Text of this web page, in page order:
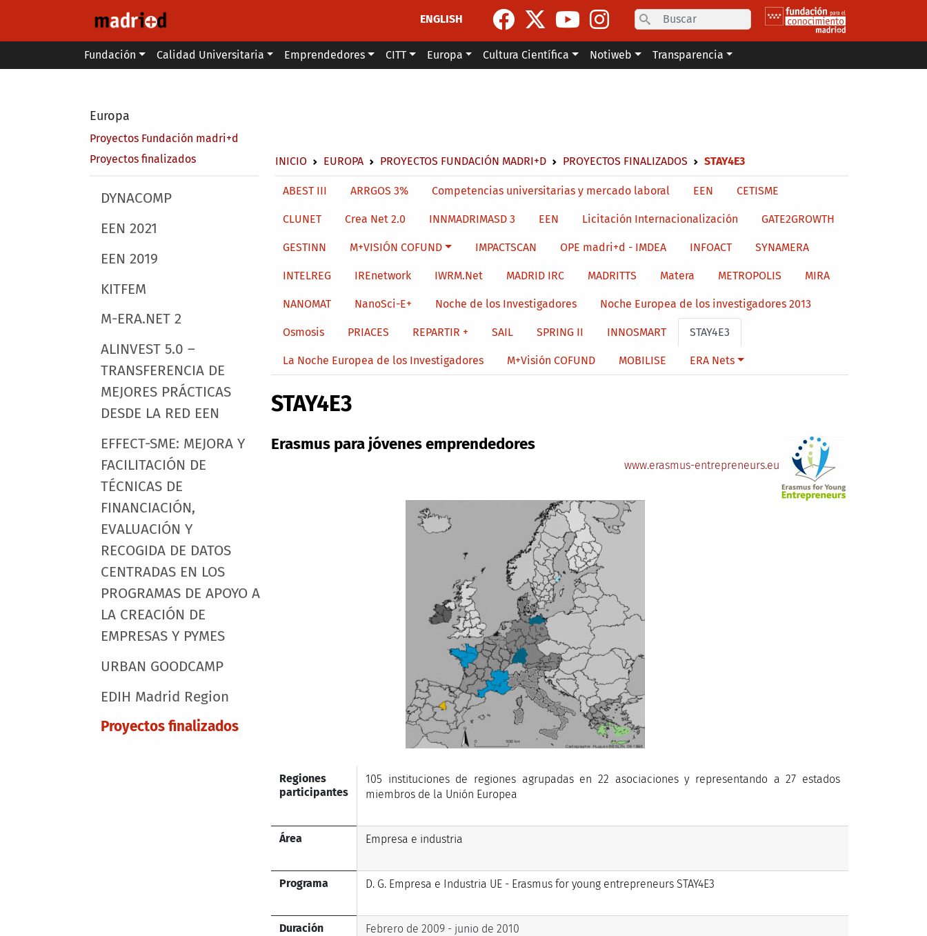
ENGLISH
Search
Main menu
Fundación Calidad Universitaria Emprendedores CITT Europa Cultura Científica Notiweb Transparencia
Europa
Proyectos Fundación madri+d
Proyectos finalizados
Sobrescribir enlaces de ayuda a la navegación
INICIO EUROPA PROYECTOS FUNDACIÓN MADRI+D PROYECTOS FINALIZADOS STAY4E3
Main menu
DYNACOMP
EEN 2021
EEN 2019
KITFEM
M-ERA.NET 2
ALINVEST 5.0 –
TRANSFERENCIA DE
MEJORES PRÁCTICAS
DESDE LA RED EEN
EFFECT-SME: MEJORA Y
FACILITACIÓN DE
TÉCNICAS DE
FINANCIACIÓN,
EVALUACIÓN Y
RECOGIDA DE DATOS
CENTRADAS EN LOS
PROGRAMAS DE APOYO A
LA CREACIÓN DE
EMPRESAS Y PYMES
URBAN GOODCAMP
EDIH Madrid Region
Proyectos finalizados
Main menu level 4
ABEST III ARRGOS 3% Competencias universitarias y mercado laboral EEN CETISME
CLUNET Crea Net 2.0 INNMADRIMASD 3 EEN Licitación Internacionalización GATE2GROWTH
GESTINN M+VISIÓN COFUND IMPACTSCAN OPE madri+d - IMDEA INFOACT SYNAMERA
INTELREG IREnetwork IWRM.Net MADRID IRC MADRITTS Matera METROPOLIS MIRA
NANOMAT NanoSci-E+ Noche de los Investigadores Noche Europea de los investigadores 2013
Osmosis PRIACES REPARTIR + SAIL SPRING II INNOSMART STAY4E3
La Noche Europea de los Investigadores M+Visión COFUND MOBILISE ERA Nets
STAY4E3
Erasmus para jóvenes emprendedores
www.erasmus-entrepreneurs.eu
Regiones
participantes
105 instituciones de regiones agrupadas en 22 asociaciones y representando a 27 estados
miembros de la Unión Europea
Área Empresa e industria
Programa D. G. Empresa e Industria UE - Erasmus for young entrepreneurs STAY4E3
Duración
Febrero de 2009 - junio de 2010